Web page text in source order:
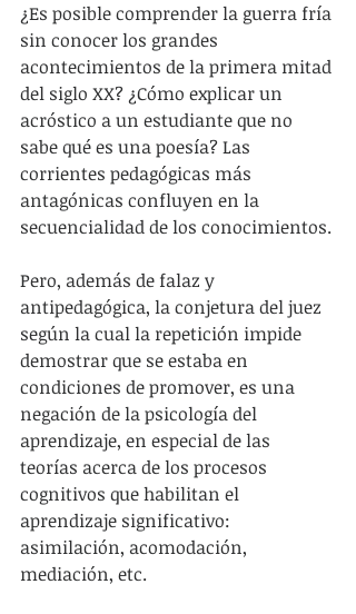
¿Es posible comprender la guerra fría
sin conocer los grandes
acontecimientos de la primera mitad
del siglo XX? ¿Cómo explicar un
acróstico a un estudiante que no
sabe qué es una poesía? Las
corrientes pedagógicas más
antagónicas confluyen en la
secuencialidad de los conocimientos.
Pero, además de falaz y
antipedagógica, la conjetura del juez
según la cual la repetición impide
demostrar que se estaba en
condiciones de promover, es una
negación de la psicología del
aprendizaje, en especial de las
teorías acerca de los procesos
cognitivos que habilitan el
aprendizaje significativo:
asimilación, acomodación,
mediación, etc.